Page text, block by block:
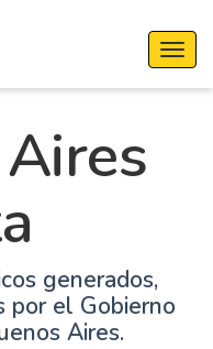
generados,
por el Gobierno
Aires.